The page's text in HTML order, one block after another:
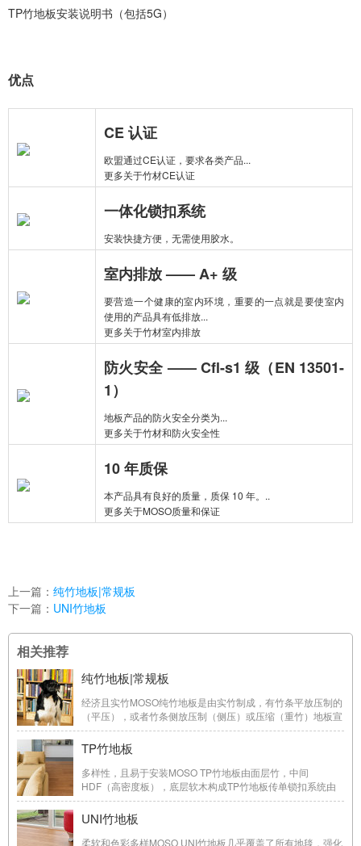
TP竹地板安装说明书（包括5G）
优点
CE 认证
欧盟通过CE认证，要求各类产品...
更多关于竹材CE认证
一体化锁扣系统
安装快捷方便，无需使用胶水。
室内排放 —— A+ 级
要营造一个健康的室内环境，重要的一点就是要使室内
使用的产品具有低排放...
更多关于竹材室内排放
防火安全 —— Cfl-s1 级（EN 13501-
1）
地板产品的防火安全分类为...
更多关于竹材和防火安全性
10 年质保
本产品具有良好的质量，质保 10 年。..
更多关于MOSO质量和保证
上一篇： 纯竹地板|常规板
下一篇： UNI竹地板
相关推荐
纯竹地板|常规板
经济且实竹MOSO纯竹地板是由实竹制成，有竹条平放压制的
（平压），或者竹条侧放压制（侧压）或压缩（重竹）地板宣
传册实竹选择这种地板类型对于经济型且要求高性能的竹地板
是一个好的选择纯竹地板说明书最初的竹地板纯竹地板(平
压）是较早开始的竹地板-所有其他的竹 ...
TP竹地板
多样性，且易于安装MOSO TP竹地板由面层竹，中间
HDF（高密度板），底层软木构成TP竹地板传单锁扣系统由
于这种结构，这个产品较为稳定，锁扣系统(Uniclic®/5G*),使
得铺装很容易。TP竹地板说明书广阔的选择TP竹地板包含了
流行的颜色和油漆，包括拉丝和染色各种选择。TP竹地板 ...
UNI竹地板
柔软和色彩多样MOSO UNI竹地板几乎覆盖了所有地毯，强化